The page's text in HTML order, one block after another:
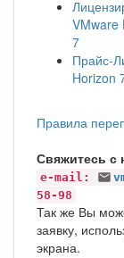
VMware
7
Прайс-
Horizon
Правила
Свяжитесь с
e-mail:
58-98
Так же Вы
заявку,
экрана.